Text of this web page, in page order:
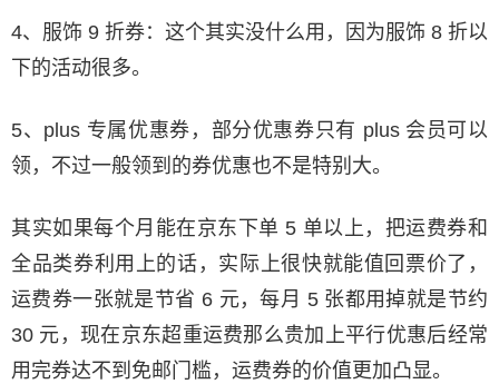
4、服饰 9 折券：这个其实没什么用，因为服饰 8 折以
下的活动很多。
5、plus 专属优惠券，部分优惠券只有 plus 会员可以
领，不过一般领到的券优惠也不是特别大。
其实如果每个月能在京东下单 5 单以上，把运费券和
全品类券利用上的话，实际上很快就能值回票价了，
运费券一张就是节省 6 元，每月 5 张都用掉就是节约
30 元，现在京东超重运费那么贵加上平行优惠后经常
用完券达不到免邮门槛，运费券的价值更加凸显。